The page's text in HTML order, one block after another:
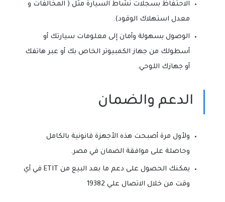
الاحتفاظ بسجلات نشاط السيارة مثل ( المخالفات و
معدل استهلاك الوقود).
الوصول بسهولة وأمان إلى معلومات سيارتك أو
أسطولك من جهاز الكمبيوتر الخاص بك أو عبر هاتفك
أو جهازك اللوحي.
الدعم والضمان
ولأول مرة أصبحت هذه الأجهزة قانونية بالكامل
وحاصلة على موافقة الضمان في مصر.
يمكنك الحصول على دعم ما بعد البيع من ETIT في أي
وقت من خلال الاتصال علي 19382